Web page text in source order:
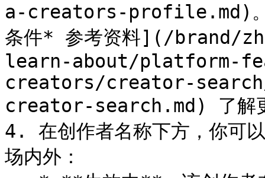
a-creators-profile.md)。
条件* 参考资料](/brand/
learn-about/platform-
creators/creator-
creator-search.md) 了解
4. 在创作者名称下方，你可
场内外：